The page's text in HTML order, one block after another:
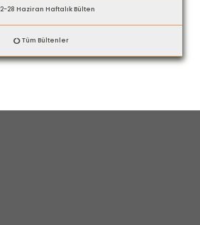
28 Haziran Haftalık Bülten
Tüm Bültenler